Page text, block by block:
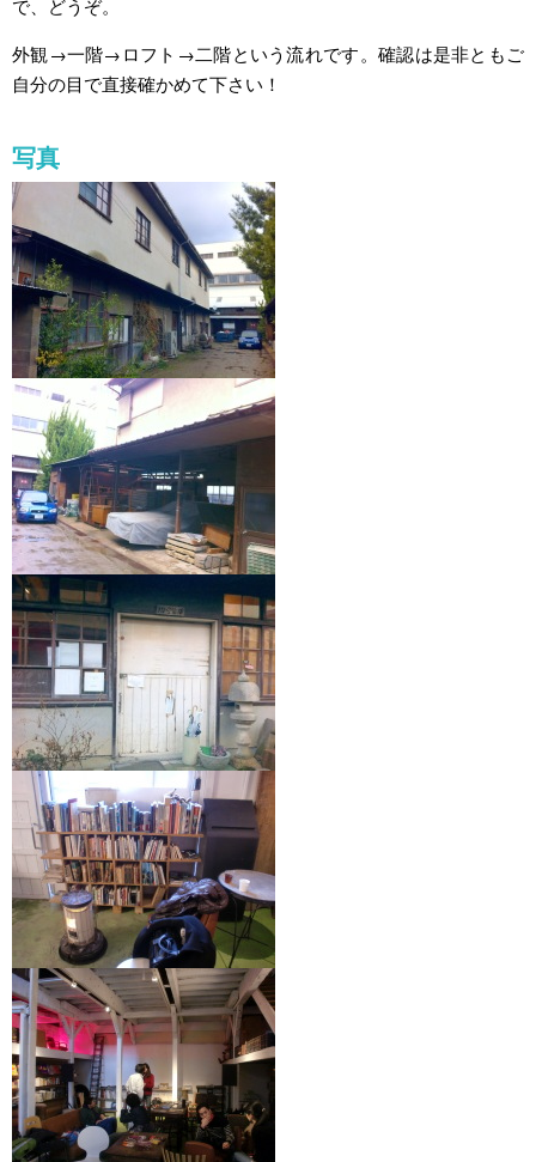
外観→一階→ロフト→二階という流れです。確認は是非ともご
自分の目で直接確かめて下さい！
写真